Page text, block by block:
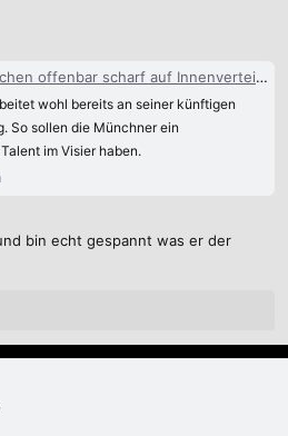
auf Innenverteidiger Ji-soo Kim von Seongnam FC | Goal.com Deutschland
wohl bereits an seiner künftigen
So sollen die Münchner ein
im Visier haben.
bin echt gespannt was er der